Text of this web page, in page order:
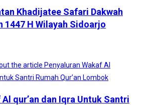
Khadijatee Safari Dakwah
1447 H Wilayah Sidoarjo
qur’an dan Iqra Untuk Santri